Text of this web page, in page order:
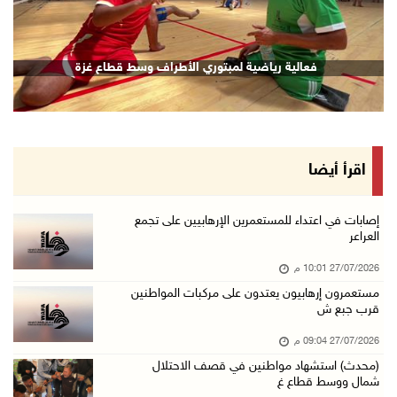
فعالية رياضية لمبتوري الأطراف وسط قطاع غزة
اقرأ أيضا
إصابات في اعتداء للمستعمرين الإرهابيين على تجمع
العراعر
27/07/2026 10:01 م
مستعمرون إرهابيون يعتدون على مركبات المواطنين
قرب جبع ش
27/07/2026 09:04 م
(محدث) استشهاد مواطنين في قصف الاحتلال
شمال ووسط قطاع غ